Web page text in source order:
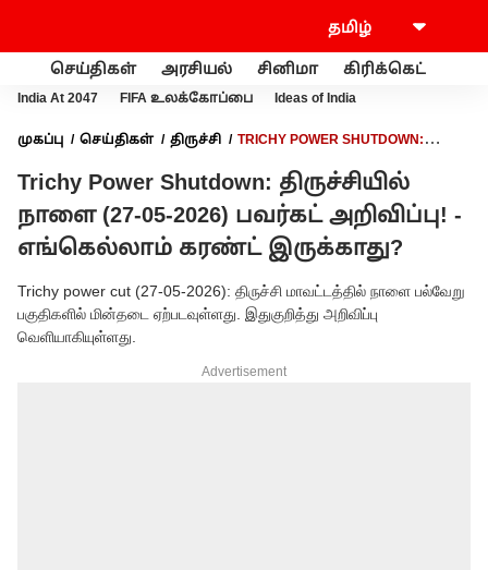
செய்திகள் அரசியல் சினிமா கிரிக்கெட்
India At 2047 FIFA உலக்கோப்பை Ideas of India
முகப்பு செய்திகள் திருச்சி
TRICHY POWER SHUTDOWN:
கரண்ட் இருக்காது?
Trichy Power Shutdown: திருச்சியில்
நாளை (27-05-2026) பவர்கட் அறிவிப்பு! -
எங்கெல்லாம் கரண்ட் இருக்காது?
Trichy power cut (27-05-2026): திருச்சி மாவட்டத்தில் நாளை பல்வேறு
பகுதிகளில் மின்தடை ஏற்படவுள்ளது. இதுகுறித்து அறிவிப்பு
வெளியாகியுள்ளது.
Advertisement